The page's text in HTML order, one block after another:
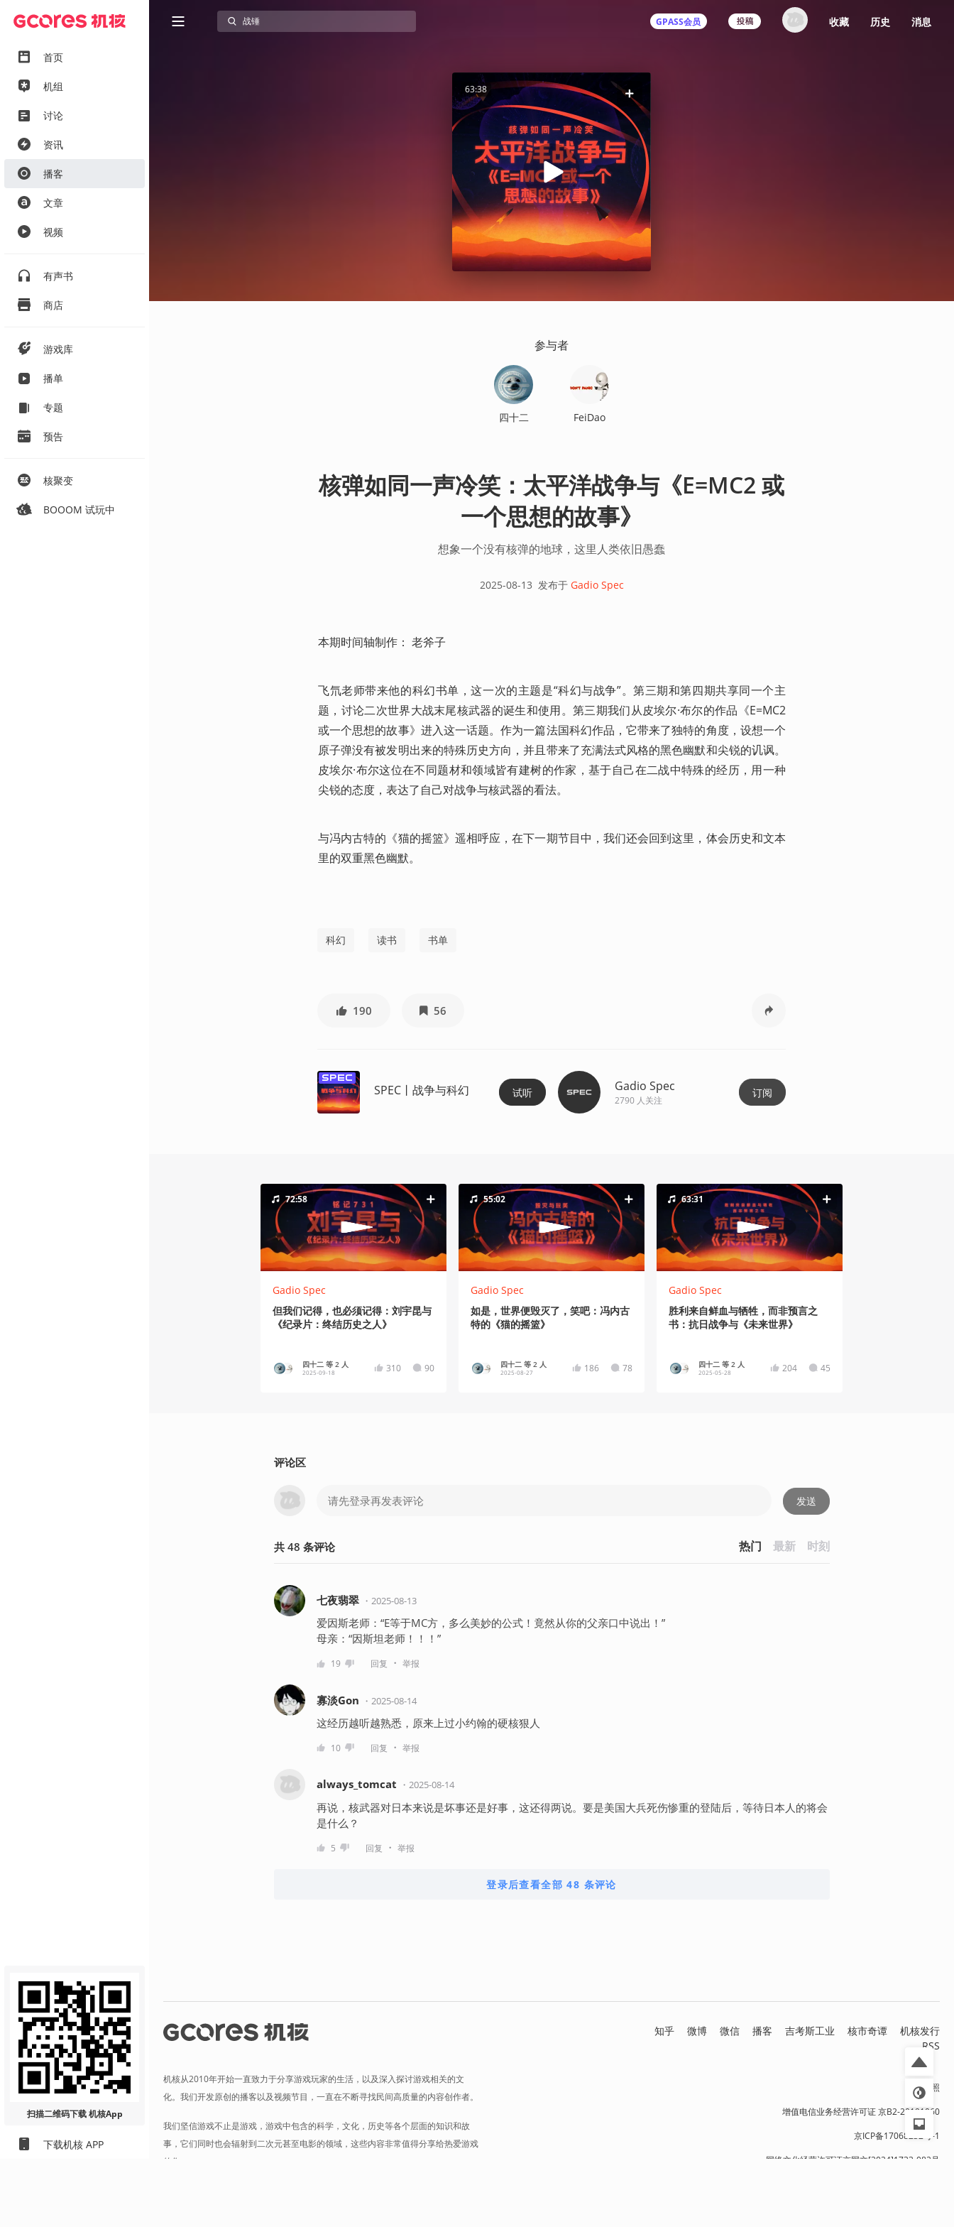
首页
机组
讨论
资讯
播客
文章
视频
有声书
商店
游戏库
播单
专题
预告
核聚变
BOOOM 试玩中
扫描二维码下载 机核App
下载机核 APP
GPASS会员 收藏 历史 消息
63:38
参与者
四十二 FeiDao
核弹如同一声冷笑：太平洋战争与《E=MC2 或
一个思想的故事》
想象一个没有核弹的地球，这里人类依旧愚蠢
2025-08-13 发布于 Gadio Spec
本期时间轴制作： 老斧子
飞氘老师带来他的科幻书单，这一次的主题是“科幻与战争”。第三期和第四期共享同一个主
题，讨论二次世界大战末尾核武器的诞生和使用。第三期我们从皮埃尔·布尔的作品《E=MC2
或一个思想的故事》进入这一话题。作为一篇法国科幻作品，它带来了独特的角度，设想一个
原子弹没有被发明出来的特殊历史方向，并且带来了充满法式风格的黑色幽默和尖锐的讥讽。
皮埃尔·布尔这位在不同题材和领域皆有建树的作家，基于自己在二战中特殊的经历，用一种
尖锐的态度，表达了自己对战争与核武器的看法。
与冯内古特的《猫的摇篮》遥相呼应，在下一期节目中，我们还会回到这里，体会历史和文本
里的双重黑色幽默。
科幻 读书 书单
190 56
spec
SPEC丨战争与科幻 试听 Gadio Spec
2790人关注
订阅
72:58
Gadio Spec
但我们记得，也必须记得：刘宇昆与
《纪录片：终结历史之人》
四十二 等 2 人
2025-09-18 310 90
55:02
Gadio Spec
如是，世界便毁灭了，笑吧：冯内古
特的《猫的摇篮》
四十二 等 2 人
2025-08-27 186 78
63:31
Gadio Spec
胜利来自鲜血与牺牲，而非预言之
书：抗日战争与《未来世界》
四十二 等 2 人
2025-05-28 204 45
评论区
发送
共 48 条评论 热门 最新 时刻
七夜翡翠 ・ 2025-08-13
爱因斯老师：“E等于MC方，多么美妙的公式！竟然从你的父亲口中说出！”
母亲：“因斯坦老师！！！”
19 回复 ・ 举报
寡淡Gon ・ 2025-08-14
这经历越听越熟悉，原来上过小约翰的硬核狠人
10 回复 ・ 举报
always_tomcat ・ 2025-08-14
再说，核武器对日本来说是坏事还是好事，这还得两说。要是美国大兵死伤惨重的登陆后，等待日本人的将会
是什么？
5 回复 ・ 举报
登录后查看全部 48 条评论
机核从2010年开始一直致力于分享游戏玩家的生活，以及深入探讨游戏相关的文
化。我们开发原创的播客以及视频节目，一直在不断寻找民间高质量的内容创作者。
我们坚信游戏不止是游戏，游戏中包含的科学，文化，历史等各个层面的知识和故
事，它们同时也会辐射到二次元甚至电影的领域，这些内容非常值得分享给热爱游戏
的您。
知乎 微博 微信 播客 吉考斯工业 核市奇谭
机核发行
RSS
营业执照
增值电信业务经营许可证 京B2-20191060
京ICP备17068232号-1
网络文化经营许可证京网文[2024]1733-082号